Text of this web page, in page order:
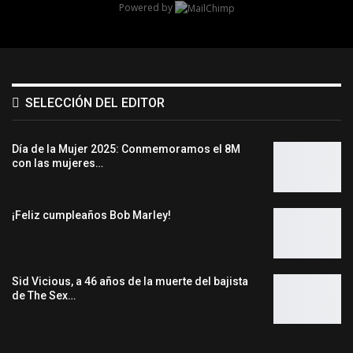
Powered by
SELECCIÓN DEL EDITOR
Día de la Mujer 2025: Conmemoramos el 8M
con las mujeres…
¡Feliz cumpleaños Bob Marley!
Sid Vicious, a 46 años de la muerte del bajista
de The Sex…